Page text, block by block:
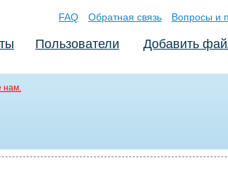
FAQ Обратная связь Вопросы и
Пользователи Добавить
нам.